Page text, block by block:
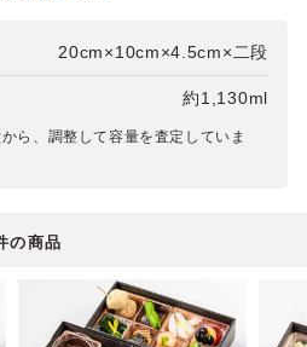
20cm×10cm×4.5cm×二段
約1,130ml
ら、調整して容量を査定していま
の商品